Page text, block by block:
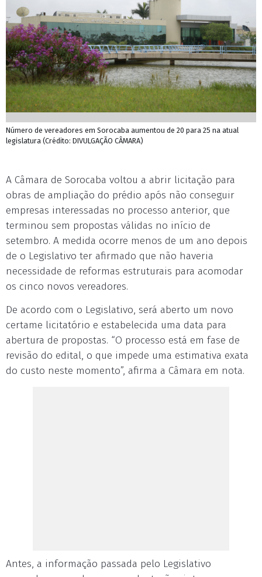
Número de vereadores em Sorocaba aumentou de 20 para 25 na atual
legislatura (Crédito: DIVULGAÇÃO CÂMARA)
A Câmara de Sorocaba voltou a abrir licitação para
obras de ampliação do prédio após não conseguir
empresas interessadas no processo anterior, que
terminou sem propostas válidas no início de
setembro. A medida ocorre menos de um ano depois
de o Legislativo ter afirmado que não haveria
necessidade de reformas estruturais para acomodar
os cinco novos vereadores.
De acordo com o Legislativo, será aberto um novo
certame licitatório e estabelecida uma data para
abertura de propostas. “O processo está em fase de
revisão do edital, o que impede uma estimativa exata
do custo neste momento”, afirma a Câmara em nota.
Antes, a informação passada pelo Legislativo